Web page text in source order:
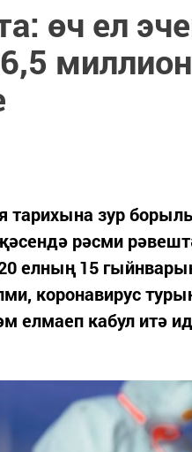
өч ел
тарихына зур
рәсми
елның 15
коронавирус
елмаеп кабул итә